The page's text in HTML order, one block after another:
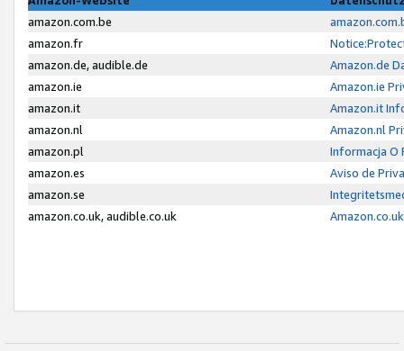
amazon.com.be
amazon.fr
amazon.de, audible.de
Amazon.de
amazon.ie
Amazon.ie
amazon.it
Amazon.it
amazon.nl
Amazon.nl
amazon.pl
Informacja O
amazon.es
Aviso de
amazon.se
amazon.co.uk, audible.co.uk